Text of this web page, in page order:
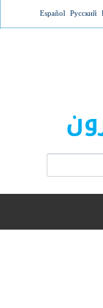
Русский
Español